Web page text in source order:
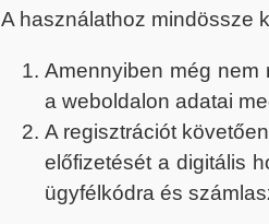
A használathoz mindössze
Amennyiben még nem
a weboldalon adatai
A regisztrációt
előfizetését a digitális
ügyfélkódra és